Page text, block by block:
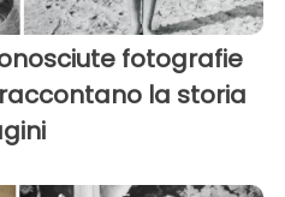
fotografie
la storia